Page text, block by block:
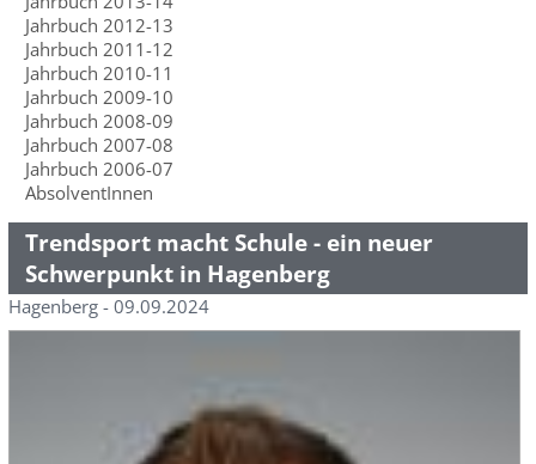
Jahrbuch 2012-13
Jahrbuch 2011-12
Jahrbuch 2010-11
Jahrbuch 2009-10
Jahrbuch 2008-09
Jahrbuch 2007-08
Jahrbuch 2006-07
AbsolventInnen
Trendsport macht Schule - ein neuer
Schwerpunkt in Hagenberg
Hagenberg - 09.09.2024